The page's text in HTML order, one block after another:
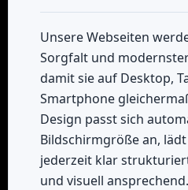
Unsere Webseiten
Sorgfalt und
damit sie auf Desktop,
Smartphone
Design passt sich
Bildschirmgröße an,
jederzeit klar
und visuell